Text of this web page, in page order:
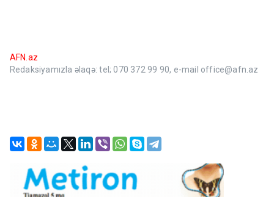
AFN.az
Redaksiyamızla əlaqə: tel; 070 372 99 90, e-mail office@afn.az